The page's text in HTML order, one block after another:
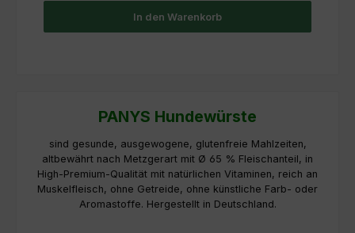
In den Warenkorb
PANYS Hundewürste
sind gesunde, ausgewogene, glutenfreie Mahlzeiten,
altbewährt nach Metzgerart mit Ø 65 % Fleischanteil, in
High-Premium-Qualität mit natürlichen Vitaminen, reich an
Muskelfleisch, ohne Getreide, ohne künstliche Farb- oder
Aromastoffe. Hergestellt in Deutschland.